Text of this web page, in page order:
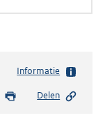
Informatie
Delen